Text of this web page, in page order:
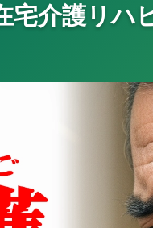
宅介護リハ